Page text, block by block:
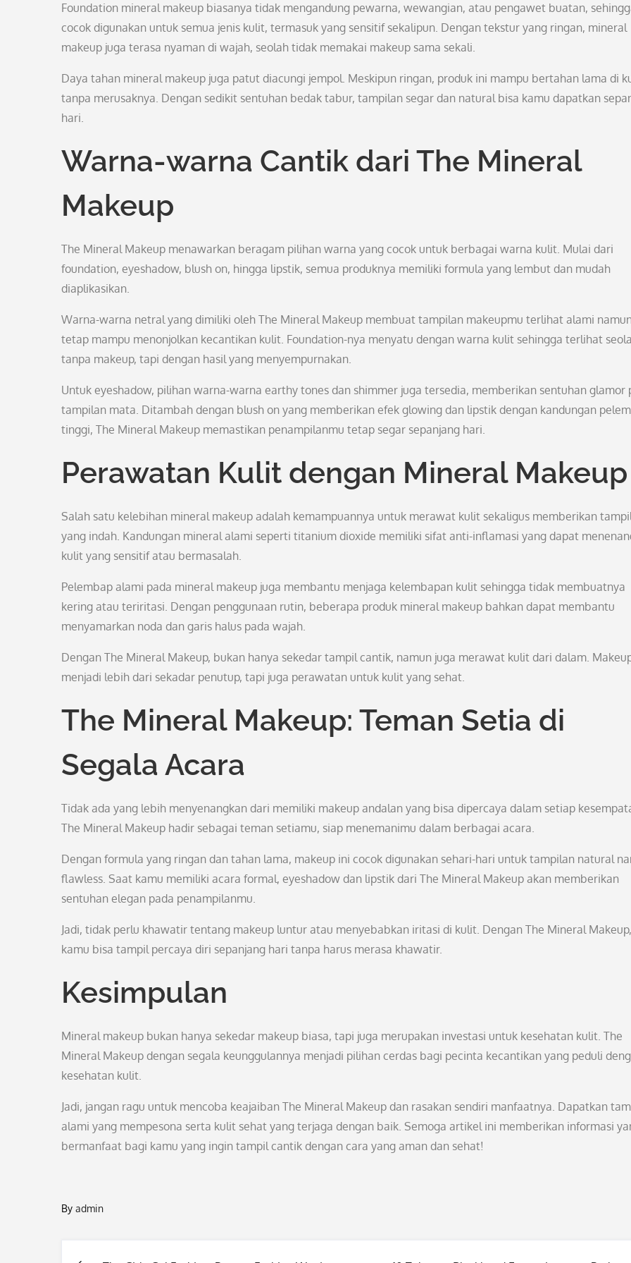
Foundation mineral makeup biasanya tidak mengandung pewarna, wewangian, atau pengawet buatan,
cocok digunakan untuk semua jenis kulit, termasuk yang sensitif sekalipun. Dengan tekstur yang ringan, mineral
makeup juga terasa nyaman di wajah, seolah tidak memakai makeup sama sekali.
Daya tahan mineral makeup juga patut diacungi jempol. Meskipun ringan, produk ini mampu bertahan lama di
tanpa merusaknya. Dengan sedikit sentuhan bedak tabur, tampilan segar dan natural bisa kamu dapatkan
hari.
Warna-warna Cantik dari The Mineral
Makeup
The Mineral Makeup menawarkan beragam pilihan warna yang cocok untuk berbagai warna kulit. Mulai dari
foundation, eyeshadow, blush on, hingga lipstik, semua produknya memiliki formula yang lembut dan mudah
diaplikasikan.
Warna-warna netral yang dimiliki oleh The Mineral Makeup membuat tampilan makeupmu terlihat alami
tetap mampu menonjolkan kecantikan kulit. Foundation-nya menyatu dengan warna kulit sehingga terlihat
tanpa makeup, tapi dengan hasil yang menyempurnakan.
Untuk eyeshadow, pilihan warna-warna earthy tones dan shimmer juga tersedia, memberikan sentuhan glamor
tampilan mata. Ditambah dengan blush on yang memberikan efek glowing dan lipstik dengan kandungan
tinggi, The Mineral Makeup memastikan penampilanmu tetap segar sepanjang hari.
Perawatan Kulit dengan Mineral Makeup
Salah satu kelebihan mineral makeup adalah kemampuannya untuk merawat kulit sekaligus memberikan
yang indah. Kandungan mineral alami seperti titanium dioxide memiliki sifat anti-inflamasi yang dapat
kulit yang sensitif atau bermasalah.
Pelembap alami pada mineral makeup juga membantu menjaga kelembapan kulit sehingga tidak membuatnya
kering atau teriritasi. Dengan penggunaan rutin, beberapa produk mineral makeup bahkan dapat membantu
menyamarkan noda dan garis halus pada wajah.
Dengan The Mineral Makeup, bukan hanya sekedar tampil cantik, namun juga merawat kulit dari dalam.
menjadi lebih dari sekadar penutup, tapi juga perawatan untuk kulit yang sehat.
The Mineral Makeup: Teman Setia di
Segala Acara
Tidak ada yang lebih menyenangkan dari memiliki makeup andalan yang bisa dipercaya dalam setiap
The Mineral Makeup hadir sebagai teman setiamu, siap menemanimu dalam berbagai acara.
Dengan formula yang ringan dan tahan lama, makeup ini cocok digunakan sehari-hari untuk tampilan natural
flawless. Saat kamu memiliki acara formal, eyeshadow dan lipstik dari The Mineral Makeup akan memberikan
sentuhan elegan pada penampilanmu.
Jadi, tidak perlu khawatir tentang makeup luntur atau menyebabkan iritasi di kulit. Dengan The Mineral Makeup,
kamu bisa tampil percaya diri sepanjang hari tanpa harus merasa khawatir.
Kesimpulan
Mineral makeup bukan hanya sekedar makeup biasa, tapi juga merupakan investasi untuk kesehatan kulit. The
Mineral Makeup dengan segala keunggulannya menjadi pilihan cerdas bagi pecinta kecantikan yang peduli
kesehatan kulit.
Jadi, jangan ragu untuk mencoba keajaiban The Mineral Makeup dan rasakan sendiri manfaatnya. Dapatkan
alami yang mempesona serta kulit sehat yang terjaga dengan baik. Semoga artikel ini memberikan informasi
bermanfaat bagi kamu yang ingin tampil cantik dengan cara yang aman dan sehat!
By admin